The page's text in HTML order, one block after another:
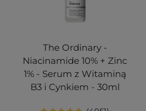
The Ordinary -
Niacinamide 10% + Zinc
1% - Serum z Witaminą
B3 i Cynkiem - 30ml